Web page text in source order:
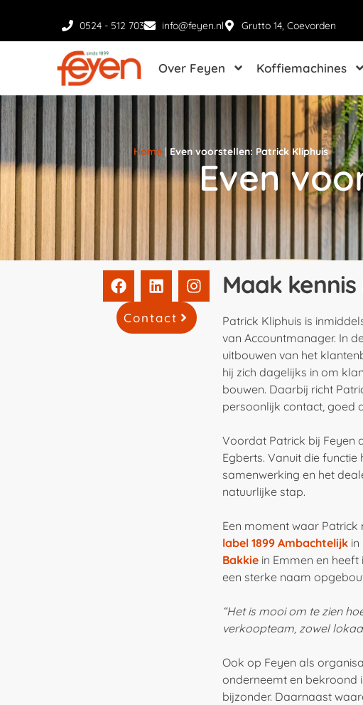
0524 - 512 703 info@feyen.nl Grutto 14, Coevorden
Over Feyen Koffiemachines
Home | Even voorstellen: Patrick Kliphuis
Even
Contact
Maak
Patrick Kliphuis is
van Accountmanager. In
uitbouwen van het
hij zich dagelijks in om
bouwen. Daarbij richt
persoonlijk contact, goed
Voordat Patrick bij Feyen
Egberts. Vanuit die
samenwerking en het
natuurlijke stap.
Een moment waar
label 1899 Ambachtelijk
Bakkie in Emmen en
een sterke naam
“Het is mooi om te zien
verkoopteam, zowel
Ook op Feyen als
onderneemt en bekroond
bijzonder. Daarnaast